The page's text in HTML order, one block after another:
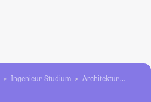
Ingenieur-Studium Architektur